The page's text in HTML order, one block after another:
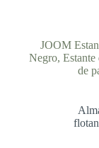
JOOM
Negro, Estante
de